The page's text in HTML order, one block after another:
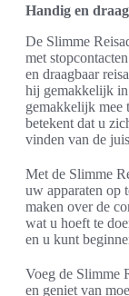
Handig en
De Slimme
met
en draagbaar
hij gemakkelijk
gemakkelijk mee
betekent dat u
vinden van de
Met de Slimme
uw apparaten op
maken over de
wat u hoeft te
en u kunt
Voeg de Slimme
en geniet van